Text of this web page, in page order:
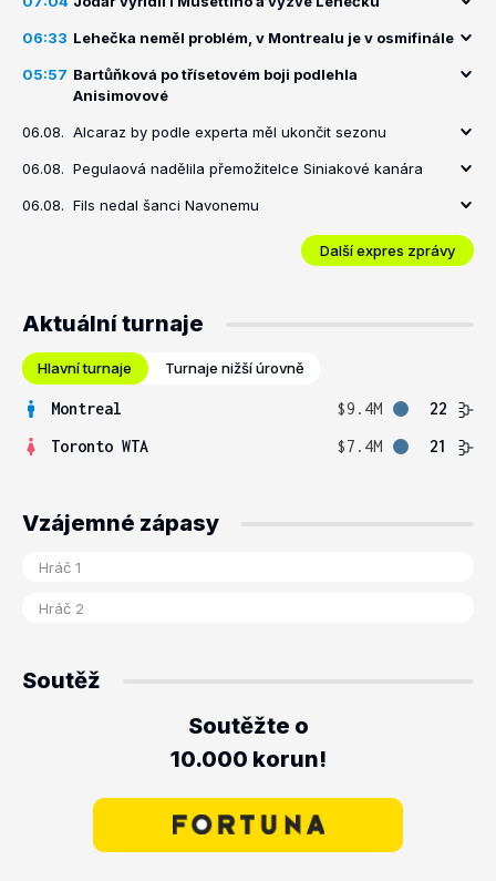
06:33 Lehečka neměl problém, v Montrealu je v osmifinále
05:57 Bartůňková po třísetovém boji podlehla
Anisimovové
06.08. Alcaraz by podle experta měl ukončit sezonu
06.08. Pegulaová nadělila přemožitelce Siniakové kanára
06.08. Fils nedal šanci Navonemu
Další expres zprávy
Aktuální turnaje
Hlavní turnaje Turnaje nižší úrovně
Montreal $9.4M
22
Toronto WTA
$7.4M 21
Vzájemné zápasy
Soutěž
Soutěžte o
10.000 korun!